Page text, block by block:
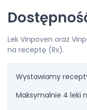
Lek Vinpoven oraz
na receptę (Rx).
Wystawiamy
Maksymalnie 4 leki